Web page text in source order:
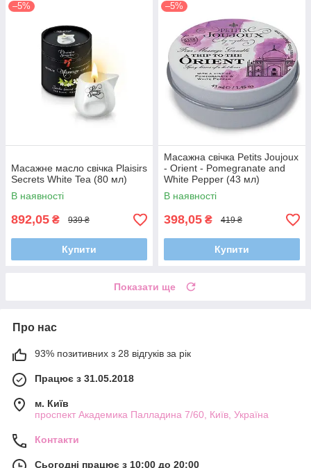
–5%
Масажне масло свічка Plaisirs
Secrets White Tea (80 мл)
В наявності
892,05 ₴ 939 ₴
Купити
–5%
Масажна свічка Petits Joujoux
- Orient - Pomegranate and
White Pepper (43 мл)
В наявності
398,05 ₴ 419 ₴
Купити
Показати ще
Про нас
93% позитивних з 28 відгуків за рік
Працює з 31.05.2018
м. Київ
проспект Академика Палладина 7/60, Київ, Україна
Контакти
Сьогодні працює з 10:00 до 20:00